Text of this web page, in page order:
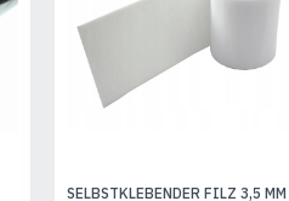
SELBSTKLEBENDER FILZ 3,5 MM